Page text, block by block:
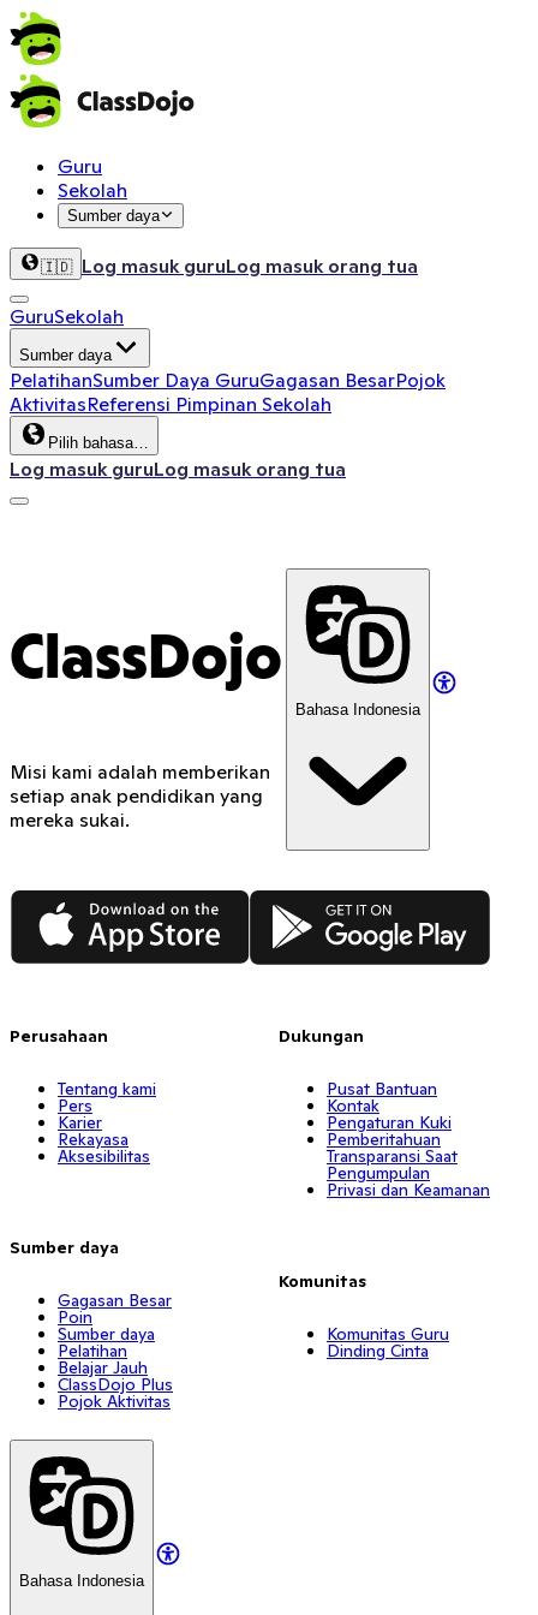
Guru
Sekolah
Sumber daya
🇮🇩 Log masuk guruLog masuk orang tua
GuruSekolah
Sumber daya
PelatihanSumber Daya GuruGagasan BesarPojok
AktivitasReferensi Pimpinan Sekolah
Pilih bahasa…
Log masuk guruLog masuk orang tua
ClassDojo
Misi kami adalah memberikan
setiap anak pendidikan yang
mereka sukai.
Bahasa Indonesia
App Store Google Play
Perusahaan
Tentang kami
Pers
Karier
Rekayasa
Aksesibilitas
Sumber daya
Gagasan Besar
Poin
Sumber daya
Pelatihan
Belajar Jauh
ClassDojo Plus
Pojok Aktivitas
Dukungan
Pusat Bantuan
Kontak
Pengaturan Kuki
Pemberitahuan
Transparansi Saat
Pengumpulan
Privasi dan Keamanan
Komunitas
Komunitas Guru
Dinding Cinta
Bahasa Indonesia